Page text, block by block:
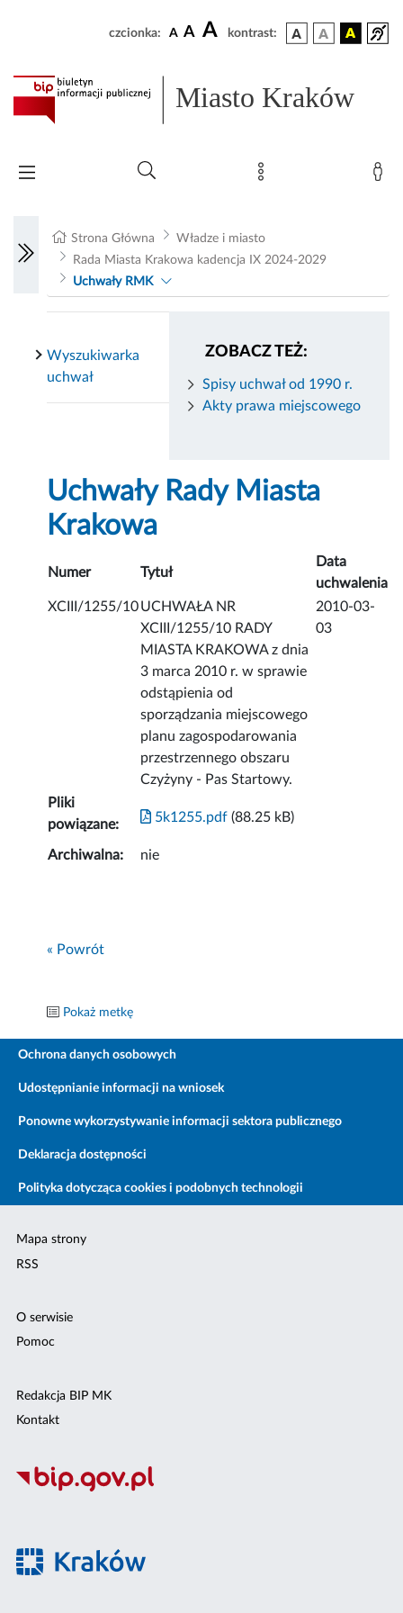
czcionka: A A A kontrast:
Miasto Kraków
Strona Główna
Władze i miasto
Rada Miasta Krakowa kadencja IX 2024-2029
Uchwały RMK
ZOBACZ TEŻ:
Spisy uchwał od 1990 r.
Akty prawa miejscowego
Wyszukiwarka
uchwał
Uchwały Rady Miasta
Krakowa
Numer Tytuł
Data
uchwalenia
XCIII/1255/10UCHWAŁA NR
XCIII/1255/10 RADY
MIASTA KRAKOWA z dnia
3 marca 2010 r. w sprawie
odstąpienia od
sporządzania miejscowego
planu zagospodarowania
przestrzennego obszaru
Czyżyny - Pas Startowy.
2010-03-
03
Pliki
powiązane:
5k1255.pdf (88.25 kB)
Archiwalna: nie
« Powrót
Pokaż metkę
Ochrona danych osobowych
Udostępnianie informacji na wniosek
Ponowne wykorzystywanie informacji sektora publicznego
Deklaracja dostępności
Polityka dotycząca cookies i podobnych technologii
Mapa strony
RSS
O serwisie
Pomoc
Redakcja BIP MK
Kontakt